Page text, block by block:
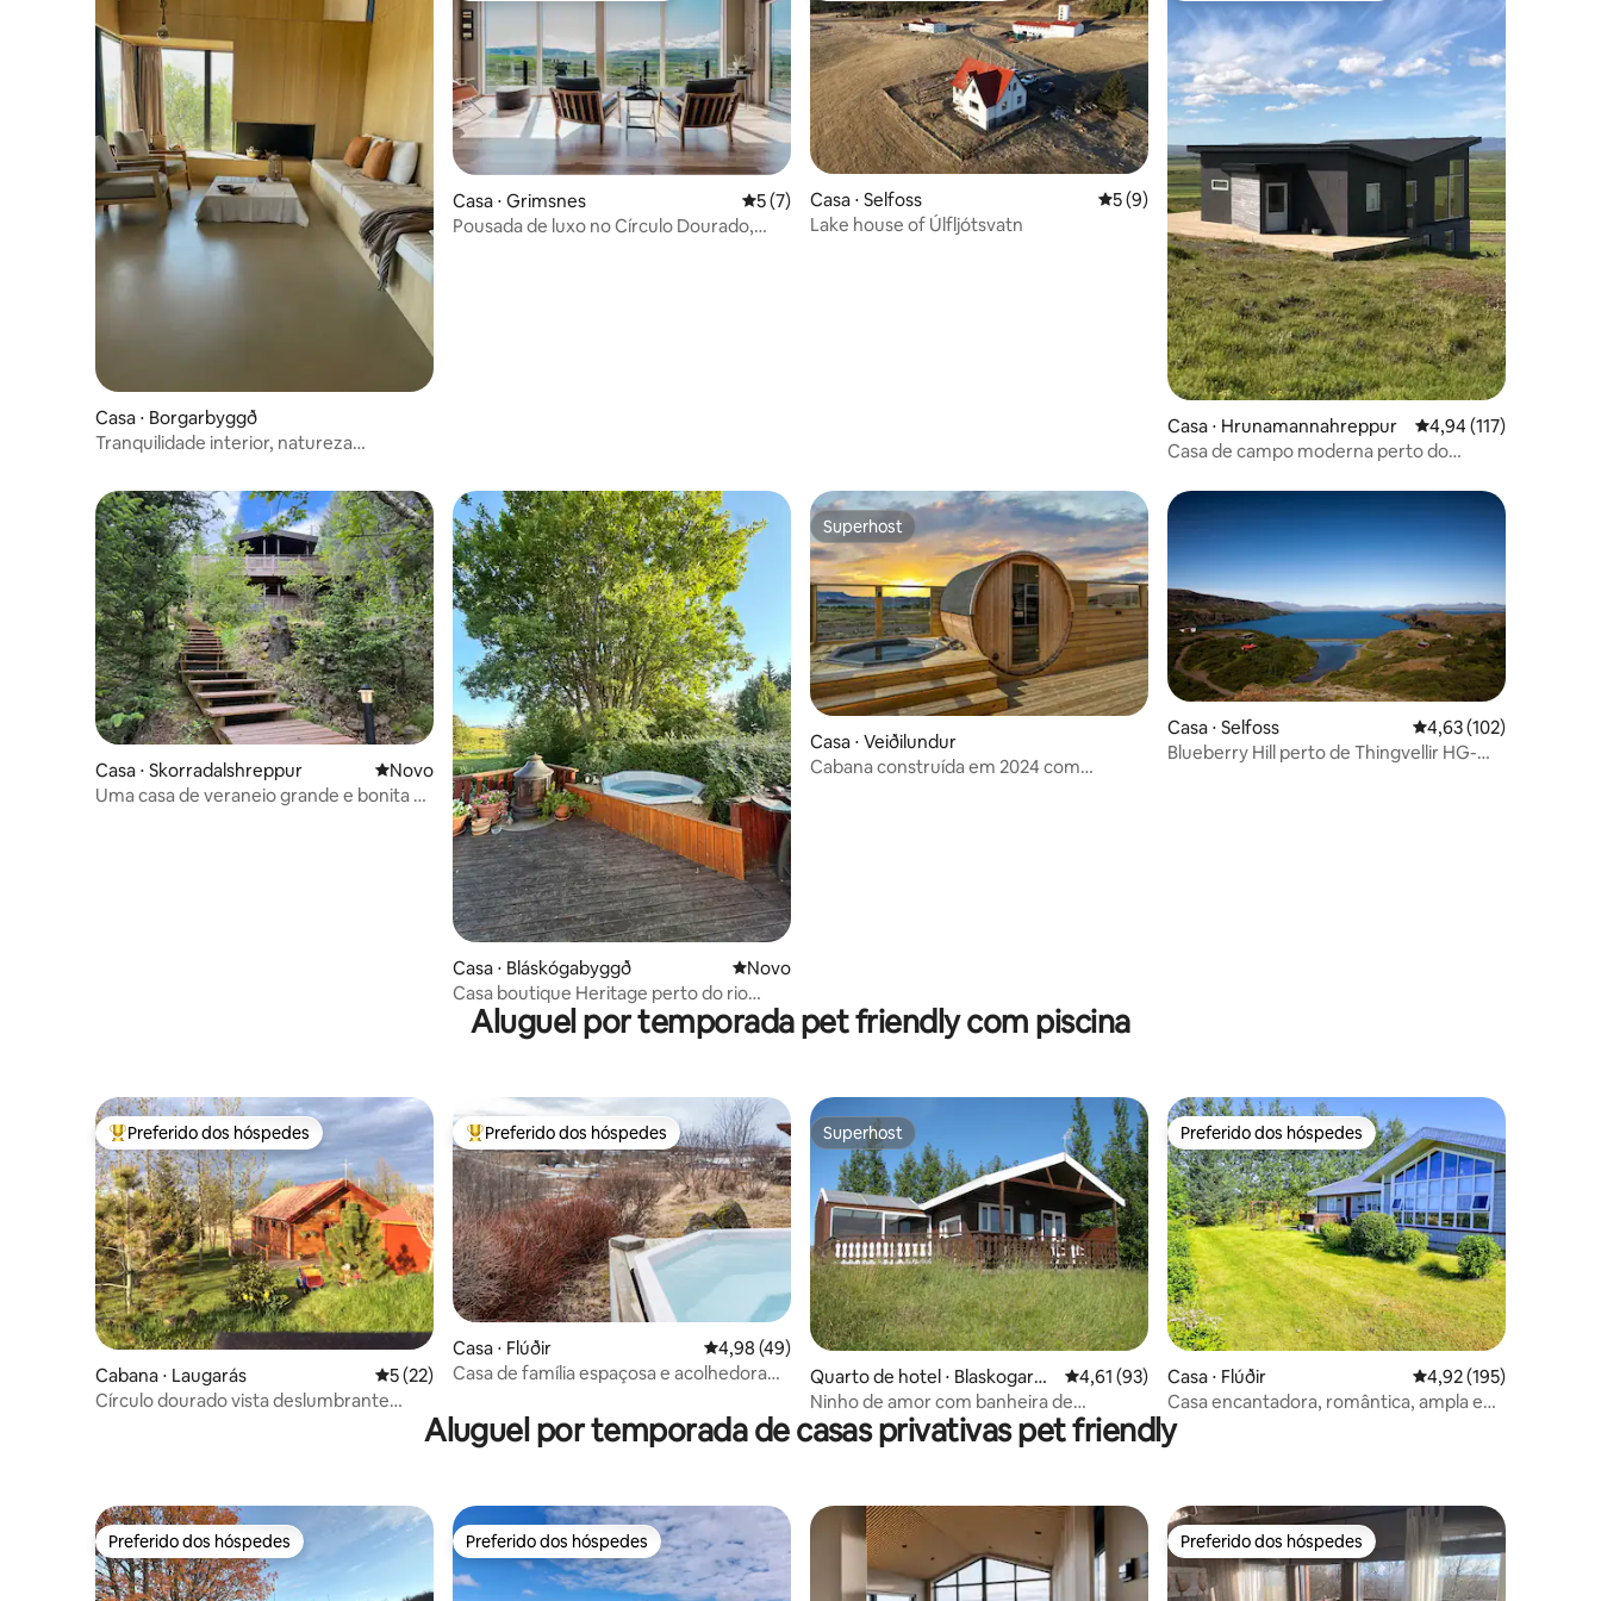
Casa ⋅ Borgarbyggð
Tranquilidade interior, natureza
Casa ⋅ Grimsnes 5 de uma avaliação média de 5, 7 avaliações
5 (7)
Pousada de luxo no Círculo Dourado,
Casa ⋅ Selfoss 5 de uma avaliação média de 5, 9 avaliações
5 (9)
Lake house of Úlfljótsvatn
Casa ⋅ Hrunamannahreppur 4,94 de uma avaliação
4,94 (117)
Casa de campo moderna perto do
Casa ⋅ Skorradalshreppur Novo lugar para ficar
Novo
Uma casa de veraneio grande e bonita à
Casa ⋅ Bláskógabyggð Novo lugar para ficar
Novo
Casa boutique Heritage perto do rio
Brúará
Superhost
Superhost
Casa ⋅ Veiðilundur
Cabana construída em 2024 com
Casa ⋅ Selfoss 4,63 de uma avaliação
4,63 (102)
Blueberry Hill perto de Thingvellir HG-
Aluguel por temporada pet friendly com piscina
Entre os melhores preferidos dos hóspedes
Preferido dos hóspedes
Cabana ⋅ Laugarás 5 de uma avaliação média de 5, 22 avaliações
5 (22)
Círculo dourado vista deslumbrante
Entre os melhores preferidos dos hóspedes
Preferido dos hóspedes
Casa ⋅ Flúðir 4,98 de uma avaliação média de 5, 49 avaliações
4,98 (49)
Casa de família espaçosa e acolhedora
Superhost
Superhost
Quarto de hotel ⋅ Blaskogarby
ggd
4,61 de uma avaliação média de 5, 93 avaliações
4,61 (93)
Ninho de amor com banheira de
hidromassagem em Úthlíð
Preferido dos hóspedes
Preferido dos hóspedes
Casa ⋅ Flúðir 4,92 de uma avaliação
4,92 (195)
Casa encantadora, romântica, ampla e
bonita!
Aluguel por temporada de casas privativas pet friendly
Preferido dos hóspedes
Preferido dos hóspedes Preferido dos hóspedes
Preferido dos hóspedes Preferido dos hóspedes
Preferido dos hóspedes